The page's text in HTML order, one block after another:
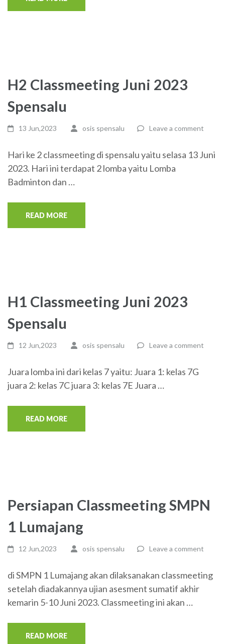
H2 Classmeeting Juni 2023
Spensalu
13 Jun,2023 osis spensalu Leave a comment
Hari ke 2 classmeeting di spensalu yaitu selasa 13 Juni
2023. Hari ini terdapat 2 lomba yaitu Lomba
Badminton dan …
READ MORE
H1 Classmeeting Juni 2023
Spensalu
12 Jun,2023 osis spensalu Leave a comment
Juara lomba ini dari kelas 7 yaitu: Juara 1: kelas 7G
juara 2: kelas 7C juara 3: kelas 7E Juara …
READ MORE
Persiapan Classmeeting SMPN
1 Lumajang
12 Jun,2023 osis spensalu Leave a comment
di SMPN 1 Lumajang akan dilaksanakan classmeeting
setelah diadakannya ujian asesment sumatif akhir
kemarin 5-10 Juni 2023. Classmeeting ini akan …
READ MORE